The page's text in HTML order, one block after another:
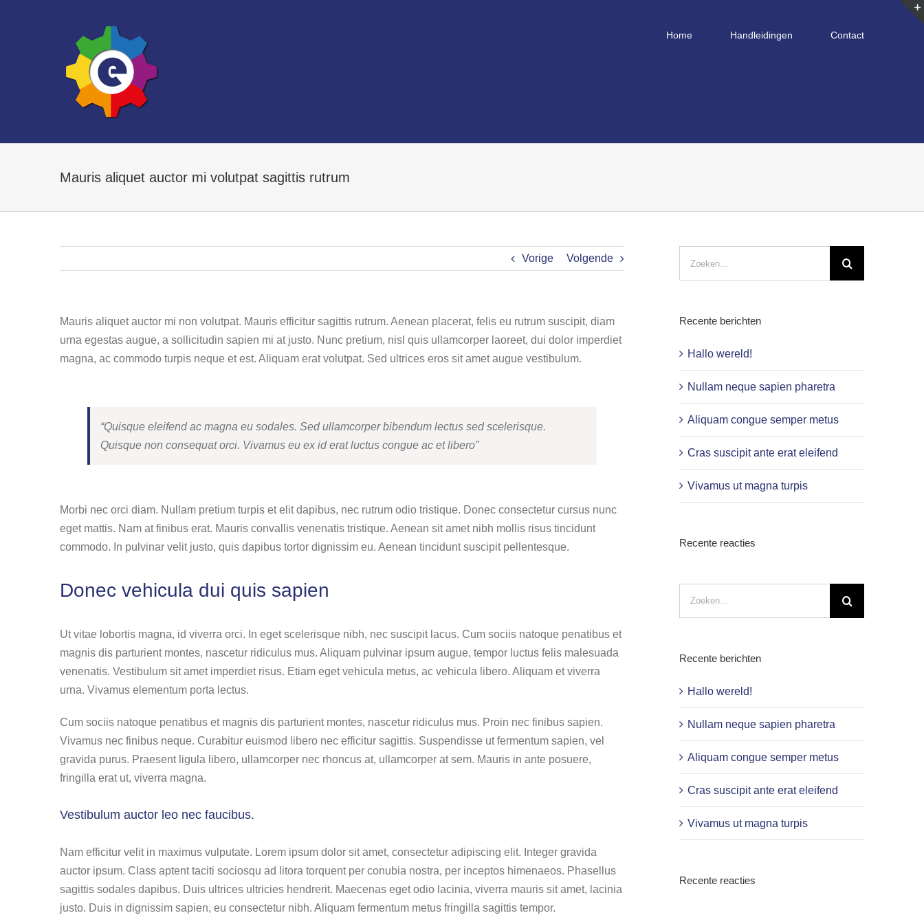
Home Handleidingen Contact
Mauris aliquet auctor mi volutpat sagittis rutrum
Vorige Volgende
Mauris aliquet auctor mi non volutpat. Mauris efficitur sagittis rutrum. Aenean placerat, felis eu rutrum suscipit, diam
urna egestas augue, a sollicitudin sapien mi at justo. Nunc pretium, nisl quis ullamcorper laoreet, dui dolor imperdiet
magna, ac commodo turpis neque et est. Aliquam erat volutpat. Sed ultrices eros sit amet augue vestibulum.
“Quisque eleifend ac magna eu sodales. Sed ullamcorper bibendum lectus sed scelerisque.
Quisque non consequat orci. Vivamus eu ex id erat luctus congue ac et libero”
Morbi nec orci diam. Nullam pretium turpis et elit dapibus, nec rutrum odio tristique. Donec consectetur cursus nunc
eget mattis. Nam at finibus erat. Mauris convallis venenatis tristique. Aenean sit amet nibh mollis risus tincidunt
commodo. In pulvinar velit justo, quis dapibus tortor dignissim eu. Aenean tincidunt suscipit pellentesque.
Donec vehicula dui quis sapien
Ut vitae lobortis magna, id viverra orci. In eget scelerisque nibh, nec suscipit lacus. Cum sociis natoque penatibus et
magnis dis parturient montes, nascetur ridiculus mus. Aliquam pulvinar ipsum augue, tempor luctus felis malesuada
venenatis. Vestibulum sit amet imperdiet risus. Etiam eget vehicula metus, ac vehicula libero. Aliquam et viverra
urna. Vivamus elementum porta lectus.
Cum sociis natoque penatibus et magnis dis parturient montes, nascetur ridiculus mus. Proin nec finibus sapien.
Vivamus nec finibus neque. Curabitur euismod libero nec efficitur sagittis. Suspendisse ut fermentum sapien, vel
gravida purus. Praesent ligula libero, ullamcorper nec rhoncus at, ullamcorper at sem. Mauris in ante posuere,
fringilla erat ut, viverra magna.
Vestibulum auctor leo nec faucibus.
Nam efficitur velit in maximus vulputate. Lorem ipsum dolor sit amet, consectetur adipiscing elit. Integer gravida
auctor ipsum. Class aptent taciti sociosqu ad litora torquent per conubia nostra, per inceptos himenaeos. Phasellus
sagittis sodales dapibus. Duis ultrices ultricies hendrerit. Maecenas eget odio lacinia, viverra mauris sit amet, lacinia
justo. Duis in dignissim sapien, eu consectetur nibh. Aliquam fermentum metus fringilla sagittis tempor.
Recente berichten
Hallo wereld!
Nullam neque sapien pharetra
Aliquam congue semper metus
Cras suscipit ante erat eleifend
Vivamus ut magna turpis
Recente reacties
Recente berichten
Hallo wereld!
Nullam neque sapien pharetra
Aliquam congue semper metus
Cras suscipit ante erat eleifend
Vivamus ut magna turpis
Recente reacties